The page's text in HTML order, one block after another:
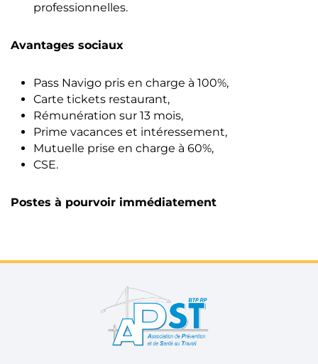
professionnelles.
Avantages sociaux
Pass Navigo pris en charge à 100%,
Carte tickets restaurant,
Rémunération sur 13 mois,
Prime vacances et intéressement,
Mutuelle prise en charge à 60%,
CSE.
Postes à pourvoir immédiatement